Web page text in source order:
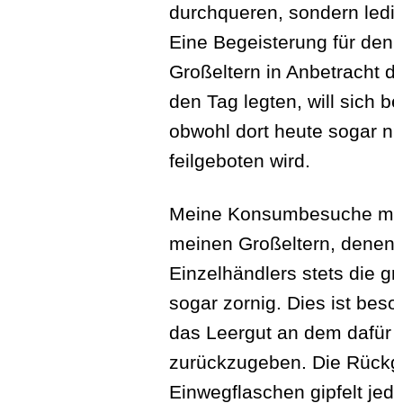
durchqueren, sondern
Eine Begeisterung für
Großeltern in Anbetracht
den Tag legten, will sich
obwohl dort heute sogar
feilgeboten wird.
Meine Konsumbesuche
meinen Großeltern,
Einzelhändlers stets die
sogar zornig. Dies ist
das Leergut an dem
zurückzugeben. Die
Einwegflaschen gipfelt